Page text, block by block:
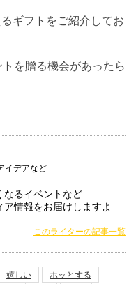
ギフトをご紹介してお
を贈る機会があったら
イデアなど
なるイベントなど
ア情報をお届けしますよ
このライターの記事一覧
嬉しい
ホッとする